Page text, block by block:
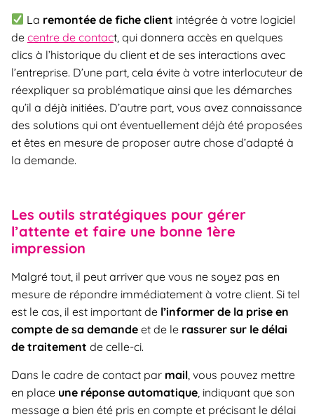
La remontée de fiche client intégrée à votre logiciel
de centre de contact, qui donnera accès en quelques
clics à l’historique du client et de ses interactions avec
l’entreprise. D’une part, cela évite à votre interlocuteur de
réexpliquer sa problématique ainsi que les démarches
qu’il a déjà initiées. D’autre part, vous avez connaissance
des solutions qui ont éventuellement déjà été proposées
et êtes en mesure de proposer autre chose d’adapté à
la demande.
Les outils stratégiques pour gérer
l’attente et faire une bonne 1ère
impression
Malgré tout, il peut arriver que vous ne soyez pas en
mesure de répondre immédiatement à votre client. Si tel
est le cas, il est important de l’informer de la prise en
compte de sa demande et de le rassurer sur le délai
de traitement de celle-ci.
Dans le cadre de contact par mail , vous pouvez mettre
en place une réponse automatique , indiquant que son
message a bien été pris en compte et précisant le délai